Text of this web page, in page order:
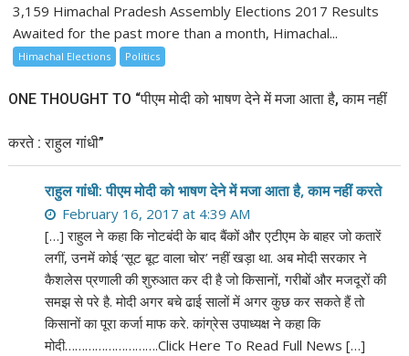
3,159 Himachal Pradesh Assembly Elections 2017 Results
Awaited for the past more than a month, Himachal...
Himachal Elections Politics
ONE THOUGHT TO “पीएम मोदी को भाषण देने में मजा आता है, काम नहीं
करते : राहुल गांधी”
राहुल गांधी: पीएम मोदी को भाषण देने में मजा आता है, काम नहीं करते
February 16, 2017 at 4:39 AM
[…] राहुल ने कहा कि नोटबंदी के बाद बैंकों और एटीएम के बाहर जो कतारें
लगीं, उनमें कोई ‘सूट बूट वाला चोर’ नहीं खड़ा था. अब मोदी सरकार ने
कैशलेस प्रणाली की शुरुआत कर दी है जो किसानों, गरीबों और मजदूरों की
समझ से परे है. मोदी अगर बचे ढाई सालों में अगर कुछ कर सकते हैं तो
किसानों का पूरा कर्जा माफ करे. कांग्रेस उपाध्यक्ष ने कहा कि
मोदी……………………….Click Here To Read Full News […]